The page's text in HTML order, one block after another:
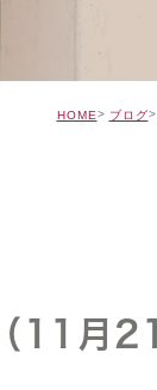
HOME ブログ
11月